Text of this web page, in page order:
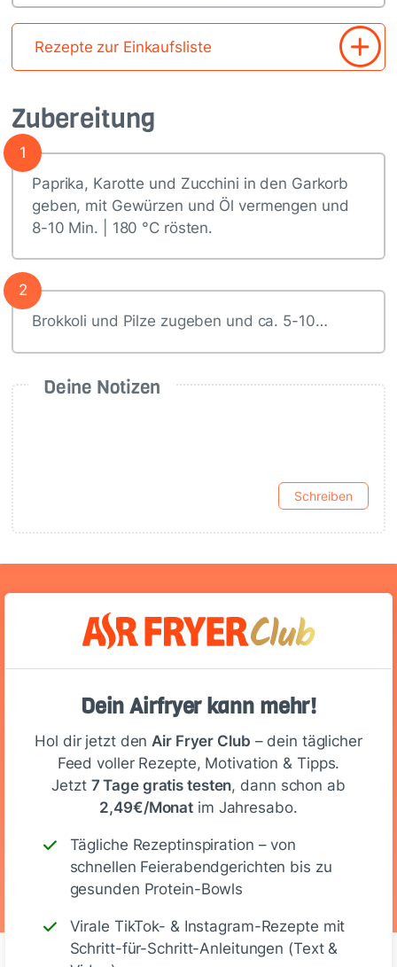
Dein Airfryer kann mehr!
Hol dir jetzt den Air Fryer Club – dein täglicher
Feed voller Rezepte, Motivation & Tipps.
Jetzt 7 Tage gratis testen, dann schon ab
2,49€/Monat im Jahresabo.
Tägliche Rezeptinspiration – von
schnellen Feierabendgerichten bis zu
gesunden Protein-Bowls
Virale TikTok- & Instagram-Rezepte mit
Schritt-für-Schritt-Anleitungen (Text &
Zubereitung
1
Paprika, Karotte und Zucchini in den Garkorb
geben, mit Gewürzen und Öl vermengen und
8-10 Min. | 180 °C rösten.
2
Brokkoli und Pilze zugeben und ca. 5-10…
Deine Notizen
Schreiben
Ernährungswerte
9 g 15 g
Laktosefrei Glutenfrei Vegetarisch
Rezepte zur Einkaufsliste